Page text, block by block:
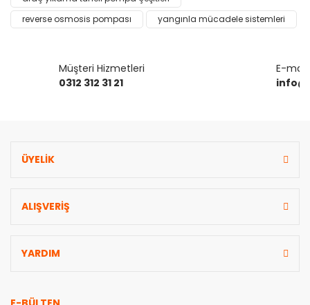
Bu ürüne benzer farklı alternatifler olmalı.
reverse osmosis pompası
yangınla mücadele sistemleri
Müşteri Hizmetleri
0312 312 31 21
E-mail
ÜYELİK
ALIŞVERİŞ
YARDIM